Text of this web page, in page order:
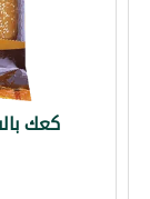
كعك